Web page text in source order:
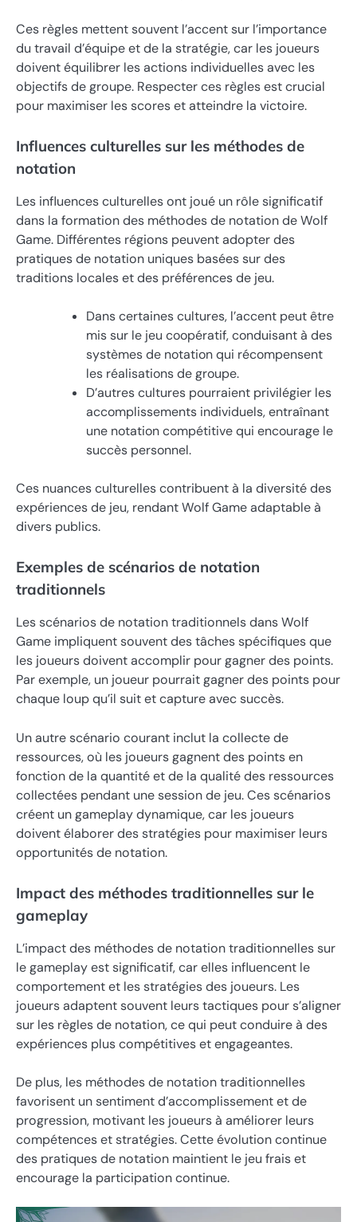
Ces règles mettent souvent l’accent sur l’importance
du travail d’équipe et de la stratégie, car les joueurs
doivent équilibrer les actions individuelles avec les
objectifs de groupe. Respecter ces règles est crucial
pour maximiser les scores et atteindre la victoire.
Influences culturelles sur les méthodes de
notation
Les influences culturelles ont joué un rôle significatif
dans la formation des méthodes de notation de Wolf
Game. Différentes régions peuvent adopter des
pratiques de notation uniques basées sur des
traditions locales et des préférences de jeu.
Dans certaines cultures, l’accent peut être
mis sur le jeu coopératif, conduisant à des
systèmes de notation qui récompensent
les réalisations de groupe.
D’autres cultures pourraient privilégier les
accomplissements individuels, entraînant
une notation compétitive qui encourage le
succès personnel.
Ces nuances culturelles contribuent à la diversité des
expériences de jeu, rendant Wolf Game adaptable à
divers publics.
Exemples de scénarios de notation
traditionnels
Les scénarios de notation traditionnels dans Wolf
Game impliquent souvent des tâches spécifiques que
les joueurs doivent accomplir pour gagner des points.
Par exemple, un joueur pourrait gagner des points pour
chaque loup qu’il suit et capture avec succès.
Un autre scénario courant inclut la collecte de
ressources, où les joueurs gagnent des points en
fonction de la quantité et de la qualité des ressources
collectées pendant une session de jeu. Ces scénarios
créent un gameplay dynamique, car les joueurs
doivent élaborer des stratégies pour maximiser leurs
opportunités de notation.
Impact des méthodes traditionnelles sur le
gameplay
L’impact des méthodes de notation traditionnelles sur
le gameplay est significatif, car elles influencent le
comportement et les stratégies des joueurs. Les
joueurs adaptent souvent leurs tactiques pour s’aligner
sur les règles de notation, ce qui peut conduire à des
expériences plus compétitives et engageantes.
De plus, les méthodes de notation traditionnelles
favorisent un sentiment d’accomplissement et de
progression, motivant les joueurs à améliorer leurs
compétences et stratégies. Cette évolution continue
des pratiques de notation maintient le jeu frais et
encourage la participation continue.